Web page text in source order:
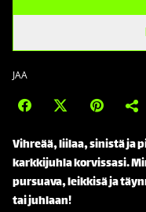
JAA
Vihreää, liilaa, sinistä ja
karkkijuhla korvissasi.
pursuava, leikkisä ja
tai juhlaan!